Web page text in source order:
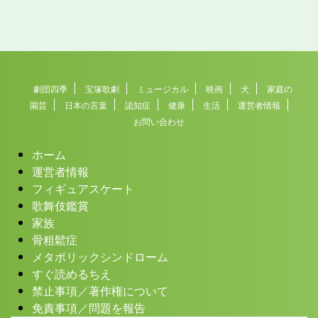
劇団四季 宝塚歌劇 ミュージカル 映画 犬
家庭の
園芸
日本の言葉 認知症 健康 生活
運営者情報
お問い合わせ
ホーム
運営者情報
フィギュアスケート
歌舞伎鑑賞
家族
骨粗鬆症
メタボリックシンドローム
すぐ読めるちえ
禁止事項／著作権について
免責事項／問題を報告